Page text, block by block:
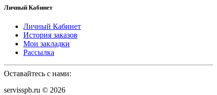
Личный Кабинет
Личный Кабинет
История заказов
Мои закладки
Рассылка
Оставайтесь с нами:
servisspb.ru © 2026